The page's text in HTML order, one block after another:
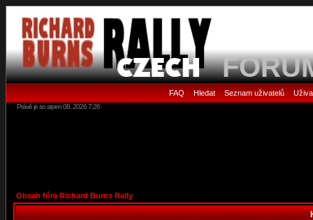
FAQ • Hledat• Seznam uživatelů•
Právě je so srpen 08, 2026 7:26
Obsah fóra Richard Burns Rally